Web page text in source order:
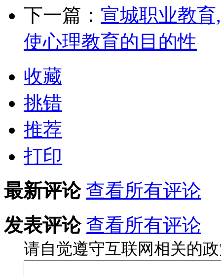
下一篇： 宣城职业教
使心理教育的目的性
收藏
挑错
推荐
打印
最新评论 查看所有评论
发表评论 查看所有评论
请自觉遵守互联网相关的